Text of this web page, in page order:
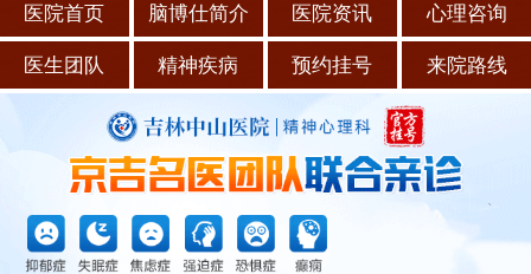
医院首页 脑博仕简介 医院资讯 心理咨询
医生团队 精神疾病 预约挂号 来院路线